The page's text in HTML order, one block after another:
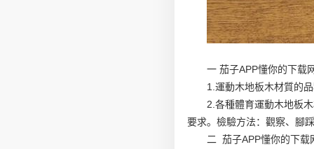
一 茄子APP懂你的下载
1.運動木地板木材質的
2.各種體育運動木地板
要求。檢驗方法：觀察、腳
二 茄子APP懂你的下载